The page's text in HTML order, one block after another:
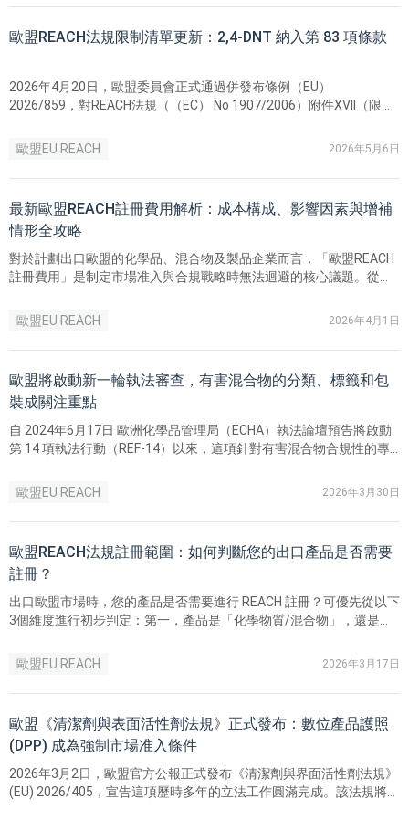
歐盟REACH法規限制清單更新：2,4-DNT 納入第 83 項條款
2026年4月20日，歐盟委員會正式通過併發布條例（EU）
2026/859，對REACH法規（（EC） No 1907/2006）附件XVII（限制
增加為第83項條款 。
歐盟EU REACH 2026年5月6日
最新歐盟REACH註冊費用解析：成本構成、影響因素與增補
情形全攻略
對於計劃出口歐盟的化學品、混合物及製品企業而言，「歐盟REACH
註冊費用」是制定市場准入與合規戰略時無法迴避的核心議題。從實
高度客製化的合規投資。其總成本並無統一標價，而是由四大核心模
組共同構成：行政費用、數據資料費用、測試費用與服務費用。
歐盟EU REACH 2026年4月1日
歐盟將啟動新一輪執法審查，有害混合物的分類、標籤和包
裝成關注重點
自 2024年6月17日 歐洲化學品管理局（ECHA）執法論壇預告將啟動
第 14 項執法行動（REF-14）以來，這項針對有害混合物合規性的專
歐盟EU REACH
2026年3月30日
歐盟REACH法規註冊範圍：如何判斷您的出口產品是否需要
註冊？
出口歐盟市場時，您的產品是否需要進行 REACH 註冊？可優先從以下
3個維度進行初步判定：第一，產品是「化學物質/混合物」，還是
質對歐盟的年出口噸位是否達到1噸或以上。
歐盟EU REACH 2026年3月17日
歐盟《清潔劑與表面活性劑法規》正式發布：數位產品護照
(DPP) 成為強制市場准入條件
2026年3月2日，歐盟官方公報正式發布《清潔劑與界面活性劑法規》
(EU) 2026/405，宣告這項歷時多年的立法工作圓滿完成。該法規將全